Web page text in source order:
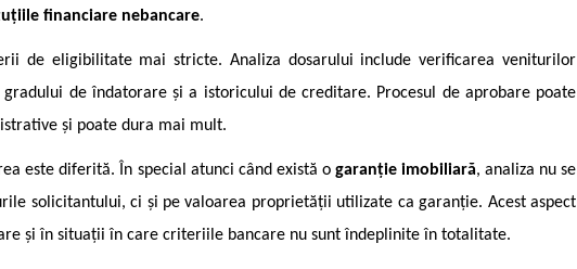
financiare nebancare.
de eligibilitate mai stricte. Analiza dosarului include verificarea veniturilor
de îndatorare și a istoricului de creditare. Procesul de aprobare poate
și poate dura mai mult.
este diferită. În special atunci când există o garanție imobiliară, analiza nu se
solicitantului, ci și pe valoarea proprietății utilizate ca garanție. Acest aspect
și în situații în care criteriile bancare nu sunt îndeplinite în totalitate.